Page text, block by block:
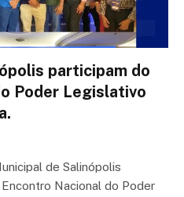
participam do
Poder Legislativo
de Salinópolis
Nacional do Poder